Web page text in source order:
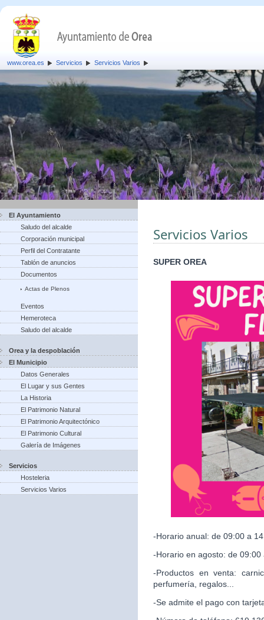
www.orea.es Servicios Servicios Varios
El Ayuntamiento
Saludo del alcalde
Corporación municipal
Perfil del Contratante
Tablón de anuncios
Documentos
Actas de Plenos
Eventos
Hemeroteca
Saludo del alcalde
Orea y la despoblación
El Municipio
Datos Generales
El Lugar y sus Gentes
La Historia
El Patrimonio Natural
El Patrimonio Arquitectónico
El Patrimonio Cultural
Galería de Imágenes
Servicios
Hosteleria
Servicios Varios
Servicios Varios
SUPER OREA
-Horario anual: de 09:00 a
-Horario en agosto: de
-Productos en venta:
perfumería, regalos...
-Se admite el pago con